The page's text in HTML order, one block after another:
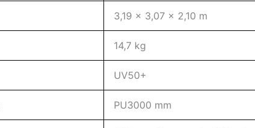
3,19 x 3,07 x 2,10 m
14,7 kg
UV50+
PU3000 mm